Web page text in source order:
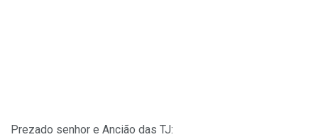
Prezado senhor e Ancião das TJ: